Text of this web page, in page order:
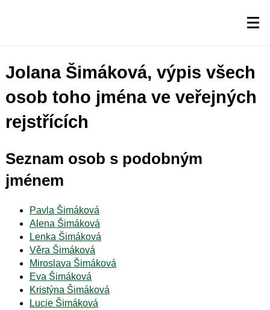
Jolana Šimáková, výpis všech
osob toho jména ve veřejných
rejstřících
Seznam osob s podobným
jménem
Pavla Šimáková
Alena Šimáková
Lenka Šimáková
Věra Šimáková
Miroslava Šimáková
Eva Šimáková
Kristýna Šimáková
Lucie Šimáková